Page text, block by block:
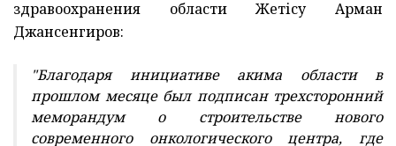
здравоохранения области Жетісу Арман
Джансенгиров:
"Благодаря инициативе акима области в
прошлом месяце был подписан трехсторонний
меморандум о строительстве нового
современного онкологического центра, где